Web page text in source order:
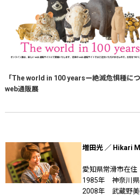
「The world in 100 yearsー絶滅危惧種に
web通販展
増田光 ／ Hikari
愛知県常滑市在住
1985年 神奈川県
2008年 武蔵野美